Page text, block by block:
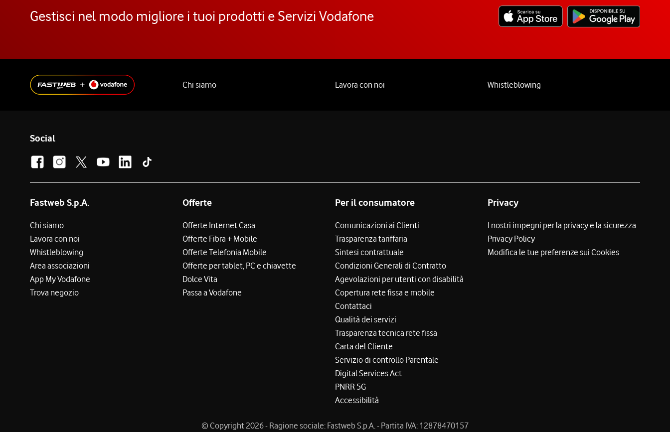
Gestisci nel modo migliore i tuoi prodotti e Servizi Vodafone
Chi siamo Lavora con noi Whistleblowing
Social
Fastweb S.p.A.
Chi siamo
Lavora con noi
Whistleblowing
Area associazioni
App My Vodafone
Trova negozio
Offerte
Offerte Internet Casa
Offerte Fibra + Mobile
Offerte Telefonia Mobile
Offerte per tablet, PC e chiavette
Dolce Vita
Passa a Vodafone
Per il consumatore
Comunicazioni ai Clienti
Trasparenza tariffaria
Sintesi contrattuale
Condizioni Generali di Contratto
Agevolazioni per utenti con disabilità
Copertura rete fissa e mobile
Contattaci
Qualità dei servizi
Trasparenza tecnica rete fissa
Carta del Cliente
Servizio di controllo Parentale
Digital Services Act
PNRR 5G
Accessibilità
Privacy
I nostri impegni per la privacy e la sicurezza
Privacy Policy
Modifica le tue preferenze sui Cookies
© Copyright 2026 - Ragione sociale: Fastweb S.p.A. - Partita IVA: 12878470157